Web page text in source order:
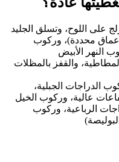
على اللوح، وتسلق الجليد
محددة)، وركوب
النهر الأبيض
والقفز بالمظلات
الدراجات الجبلية،
عالية، وركوب الخيل
الرباعية، وركوب